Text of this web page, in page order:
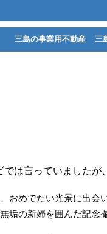
三島の事業用不動産 三
は言っていましたが
おめでたい光景に出会
垢の新婦を囲んだ記念